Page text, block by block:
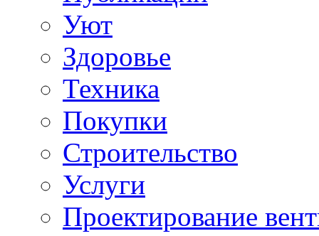
Уют
Здоровье
Техника
Покупки
Строительство
Услуги
Проектирование